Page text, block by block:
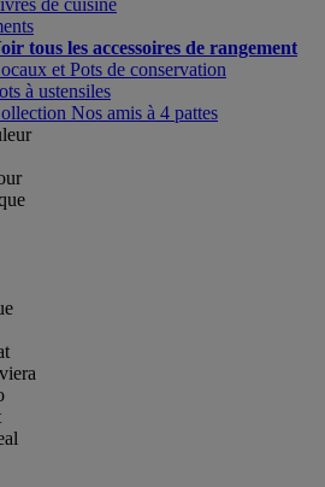
de cuisine
tous les accessoires de rangement
et Pots de conservation
à ustensiles
Nos amis à 4 pattes